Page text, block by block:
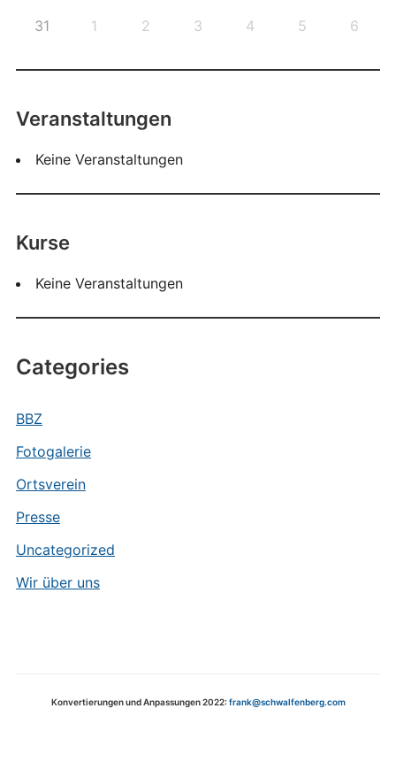
31 1 2 3 4 5 6
Veranstaltungen
Keine Veranstaltungen
Kurse
Keine Veranstaltungen
Categories
BBZ
Fotogalerie
Ortsverein
Presse
Uncategorized
Wir über uns
Konvertierungen und Anpassungen 2022:frank@schwalfenberg.com